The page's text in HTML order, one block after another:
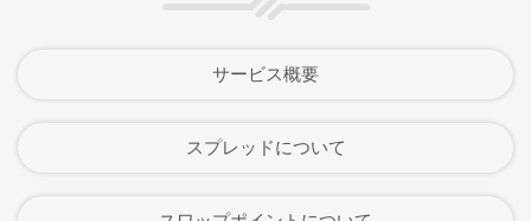
サービス概要
スプレッドについて